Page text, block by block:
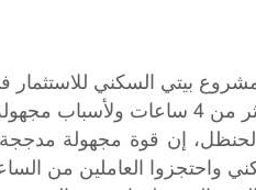
بيتي السكني للاستثمار
مجهولة.
إن قوة مجهولة مدججة
واحتجزوا العاملين من